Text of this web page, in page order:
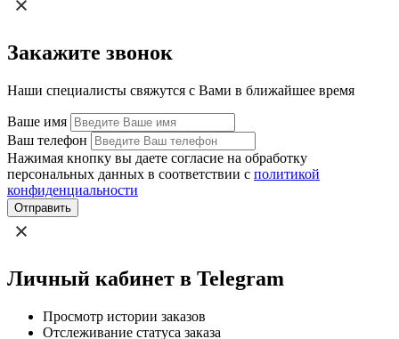
Закажите звонок
Наши специалисты свяжутся с Вами в ближайшее время
Ваше имя
Ваш телефон
Нажимая кнопку вы даете согласие на обработку
персональных данных в соответствии с политикой
конфиденциальности
Отправить
Личный кабинет в Telegram
Просмотр истории заказов
Отслеживание статуса заказа